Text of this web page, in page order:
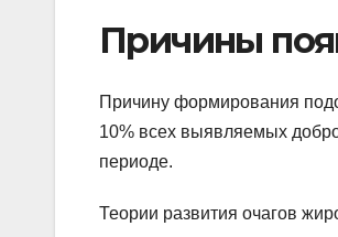
Причины
Причину формирования
10% всех выявляемых
периоде.
Теории развития очагов